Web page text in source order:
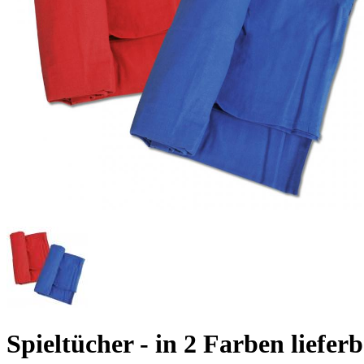
Spieltücher - in 2 Farben